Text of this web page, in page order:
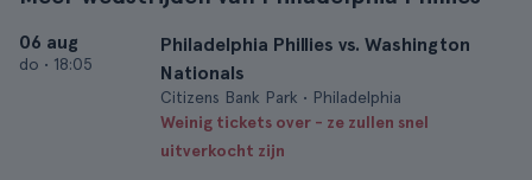
06 aug
do • 18:05
Philadelphia Phillies vs. Washington
Nationals
Citizens Bank Park • Philadelphia
Weinig tickets over - ze zullen snel
uitverkocht zijn